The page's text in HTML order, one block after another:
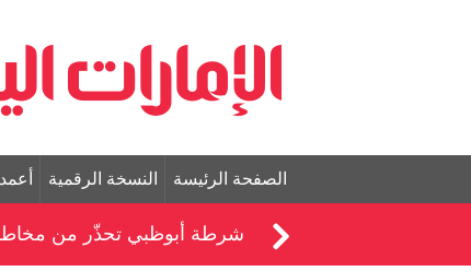
الصفحة الرئيسة النسخة الرقمية
شرطة أبوظبي تحذّر من